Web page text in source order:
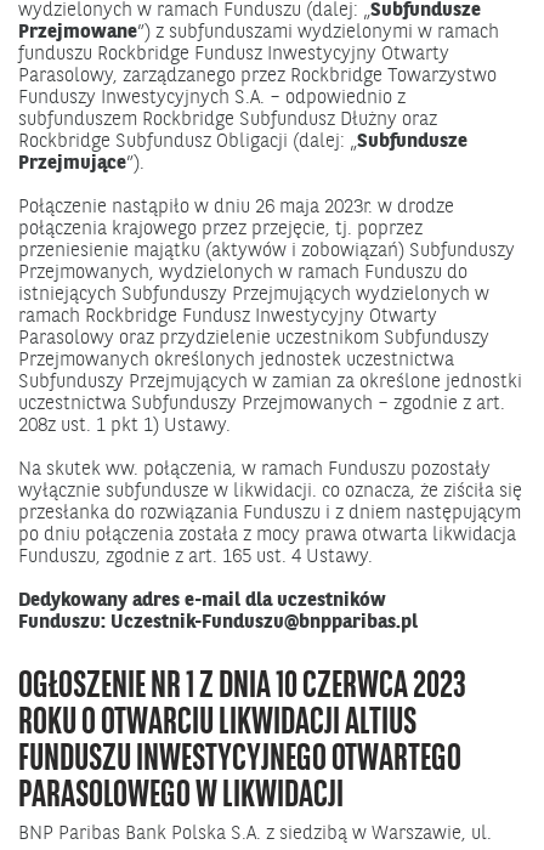
wydzielonych w ramach Funduszu (dalej: „Subfundusze
Przejmowane”) z subfunduszami wydzielonymi w ramach
funduszu Rockbridge Fundusz Inwestycyjny Otwarty
Parasolowy, zarządzanego przez Rockbridge Towarzystwo
Funduszy Inwestycyjnych S.A. – odpowiednio z
subfunduszem Rockbridge Subfundusz Dłużny oraz
Rockbridge Subfundusz Obligacji (dalej: „Subfundusze
Przejmujące”).
Połączenie nastąpiło w dniu 26 maja 2023r. w drodze
połączenia krajowego przez przejęcie, tj. poprzez
przeniesienie majątku (aktywów i zobowiązań) Subfunduszy
Przejmowanych, wydzielonych w ramach Funduszu do
istniejących Subfunduszy Przejmujących wydzielonych w
ramach Rockbridge Fundusz Inwestycyjny Otwarty
Parasolowy oraz przydzielenie uczestnikom Subfunduszy
Przejmowanych określonych jednostek uczestnictwa
Subfunduszy Przejmujących w zamian za określone jednostki
uczestnictwa Subfunduszy Przejmowanych – zgodnie z art.
208z ust. 1 pkt 1) Ustawy.
Na skutek ww. połączenia, w ramach Funduszu pozostały
wyłącznie subfundusze w likwidacji. co oznacza, że ziściła się
przesłanka do rozwiązania Funduszu i z dniem następującym
po dniu połączenia została z mocy prawa otwarta likwidacja
Funduszu, zgodnie z art. 165 ust. 4 Ustawy.
Dedykowany adres e-mail dla uczestników
Funduszu: Uczestnik-Funduszu@bnpparibas.pl
OGŁOSZENIE NR 1 Z DNIA 10 CZERWCA 2023
ROKU O OTWARCIU LIKWIDACJI ALTIUS
FUNDUSZU INWESTYCYJNEGO OTWARTEGO
PARASOLOWEGO W LIKWIDACJI
BNP Paribas Bank Polska S.A. z siedzibą w Warszawie, ul.